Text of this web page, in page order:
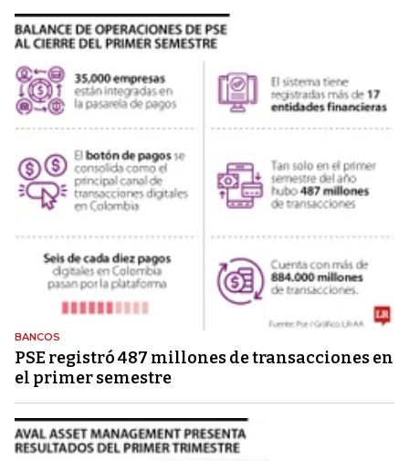
BANCOS
PSE registró 487 millones de transacciones en
el primer semestre